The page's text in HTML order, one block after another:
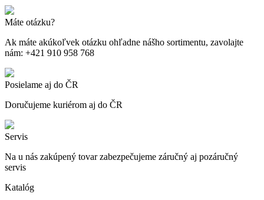
Máte otázku?
Ak máte akúkoľvek otázku ohľadne nášho sortimentu, zavolajte
nám: +421 910 958 768
Posielame aj do ČR
Doručujeme kuriérom aj do ČR
Servis
Na u nás zakúpený tovar zabezpečujeme záručný aj pozáručný
servis
Katalóg